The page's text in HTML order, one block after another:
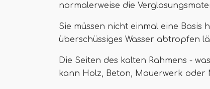
normalerweise die
Sie müssen nicht einmal eine Basis
überschüssiges Wasser abtropfen
Die Seiten des kalten Rahmens -
kann Holz, Beton, Mauerwerk oder